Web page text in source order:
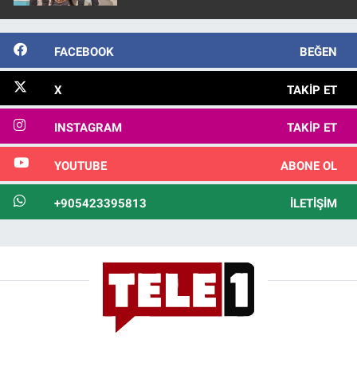
FACEBOOK BEĞEN
X TAKIP ET
INSTAGRAM TAKIP ET
YOUTUBE ABONE OL
+905423395813 İLETIŞIM